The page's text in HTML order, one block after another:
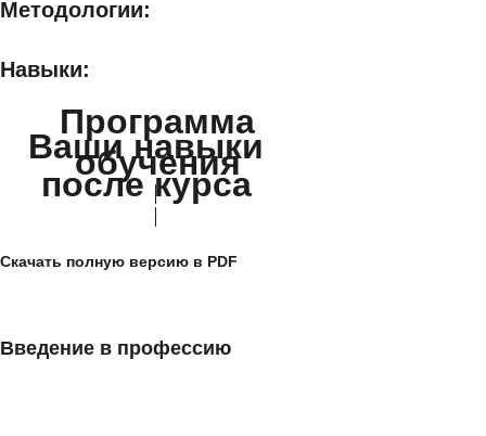
Методологии:
Навыки:
Ваши навыки
после курса
Программа
обучения
Скачать полную версию в PDF
Введение в профессию